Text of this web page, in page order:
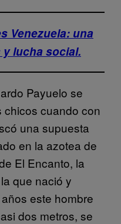
Venezuela: una
lucha social.
Payuelo se
cuando con
una supuesta
en la azotea de
El Encanto, la
que nació y
este hombre
dos metros, se